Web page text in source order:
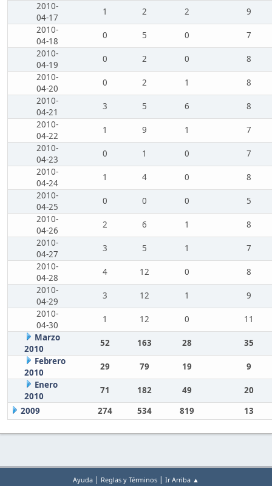
2010-
04-17
1 2 2
9
2010-
04-18
0 5 0
7
2010-
04-19
0 2 0
8
2010-
04-20
0 2 1
8
2010-
04-21
3 5 6
8
2010-
04-22
1 9 1
7
2010-
04-23
0 1 0
7
2010-
04-24
1 4 0
8
2010-
04-25
0 0 0
5
2010-
04-26
2 6 1
8
2010-
04-27
3 5 1
7
2010-
04-28
4 12 0
8
2010-
04-29
3 12 1
9
2010-
04-30
1 12 0
11
Marzo
2010
52 163 28
35
Febrero
2010
29 79 19
9
Enero
2010
71 182 49
20
2009
274 534 819 13
Ayuda | Reglas y Términos | Ir Arriba ▲